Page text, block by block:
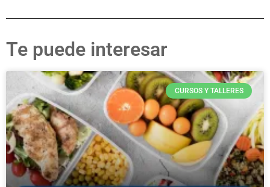
Te puede interesar
CURSOS Y TALLERES